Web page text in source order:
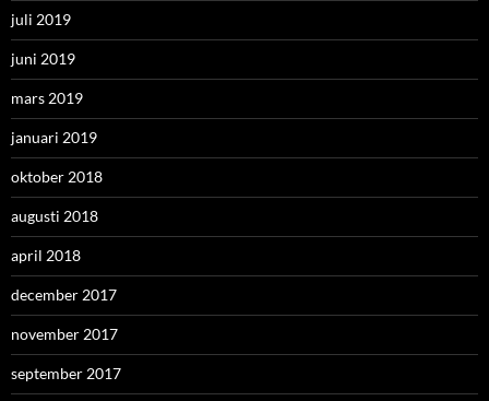
juli 2019
juni 2019
mars 2019
januari 2019
oktober 2018
augusti 2018
april 2018
december 2017
november 2017
september 2017